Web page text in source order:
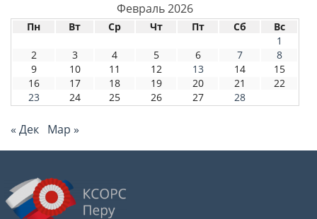
Февраль 2026
Пн Вт Ср Чт Пт Сб
Вс
1
2
3 4 5 6 7
8
9
10 11 12 13 14
15
16
17 18 19 20 21
22
23
24 25 26 27 28
« Дек Мар »